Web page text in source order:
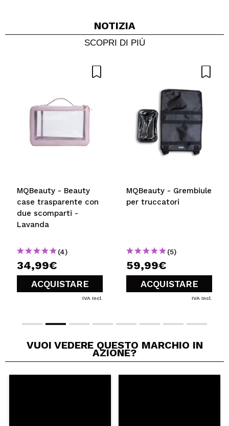
Creando un account su Maquibeauty.it potrai fare i tuoi
acquisti velocemente, controllare lo stato dei tuoi ordini e
consultare le tue operazioni precedenti.
CREARE UN ACCOUNT
NOTIZIA
SCOPRI DI PIÙ
MQBeauty - Beauty
case trasparente con
due scomparti -
Lavanda
(4)
34,99€
ACQUISTARE
IVA Incl.
MQBeauty - Grembiule
per truccatori
(5)
59,99€
ACQUISTARE
IVA Incl.
VUOI VEDERE QUESTO MARCHIO IN
AZIONE?